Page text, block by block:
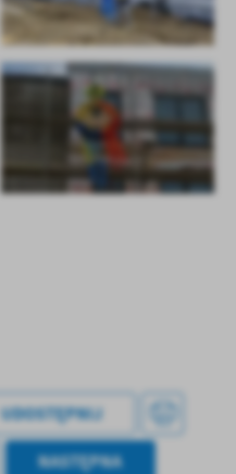
mediów
UDOSTĘPNIJ
NASTĘPNA